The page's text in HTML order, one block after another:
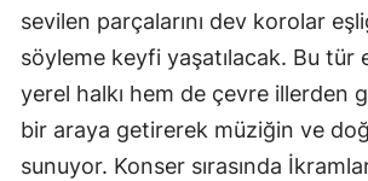
sevilen parçalarını dev korolar
söyleme keyfi yaşatılacak. Bu tür
yerel halkı hem de çevre illerden
bir araya getirerek müziğin ve
sunuyor. Konser sırasında